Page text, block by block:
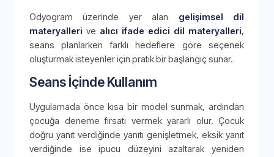
Odyogram üzerinde yer alan gelişimsel dil
materyalleri ve alıcı ifade edici dil materyalleri,
seans planlarken farklı hedeflere göre seçenek
oluşturmak isteyenler için pratik bir başlangıç sunar.
Seans İçinde Kullanım
Uygulamada önce kısa bir model sunmak, ardından
çocuğa deneme fırsatı vermek yararlı olur. Çocuk
doğru yanıt verdiğinde yanıtı genişletmek, eksik yanıt
verdiğinde ise ipucu düzeyini azaltarak yeniden